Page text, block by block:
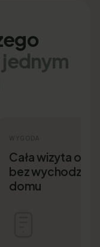
WYGODA
Cała wizyta
bez
domu